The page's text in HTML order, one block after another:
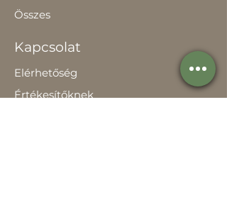
Összes
Kapcsolat
Elérhetőség
Értékesítőknek